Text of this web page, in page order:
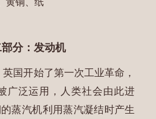
黄铜、纸
分：发动机
国开始了第一次工业革命，
广泛运用，人类社会由此进
蒸汽机利用蒸汽凝结时产生